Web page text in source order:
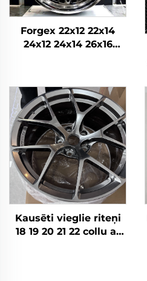
Forgex 22x12 22x14
24x12 24x14 26x16
8x180 8x6.5 6x5.5 5x5
Kravas auto riteņi
Kausēti vieglie riteņi
18 19 20 21 22 collu ar